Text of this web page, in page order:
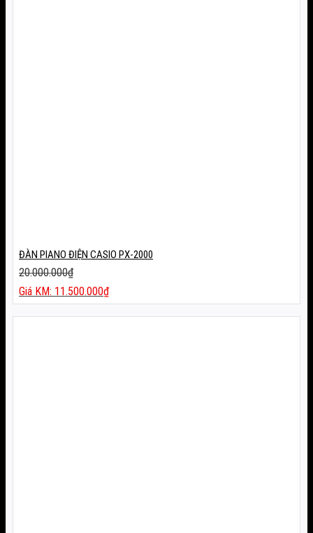
ĐÀN PIANO ĐIỆN CASIO PX-2000
20.000.000₫
Giá
gốc
là:
11.500.000₫
Giá
hiện